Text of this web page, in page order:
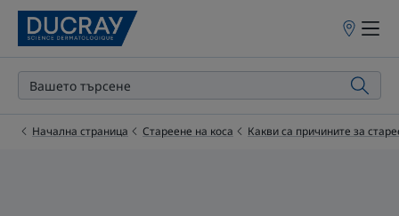
Точки
продажба
Начална страница Стареене на коса Какви са причините за